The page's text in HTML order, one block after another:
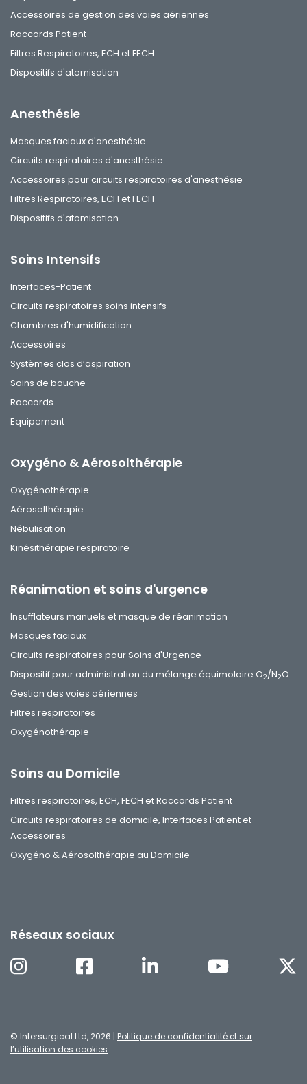
Accessoires de gestion des voies aériennes
Raccords Patient
Filtres Respiratoires, ECH et FECH
Dispositifs d'atomisation
Anesthésie
Masques faciaux d'anesthésie
Circuits respiratoires d'anesthésie
Accessoires pour circuits respiratoires d'anesthésie
Filtres Respiratoires, ECH et FECH
Dispositifs d'atomisation
Soins Intensifs
Interfaces-Patient
Circuits respiratoires soins intensifs
Chambres d'humidification
Accessoires
Systèmes clos d’aspiration
Soins de bouche
Raccords
Equipement
Oxygéno & Aérosolthérapie
Oxygénothérapie
Aérosolthérapie
Nébulisation
Kinésithérapie respiratoire
Réanimation et soins d'urgence
Insufflateurs manuels et masque de réanimation
Masques faciaux
Circuits respiratoires pour Soins d'Urgence
Dispositif pour administration du mélange équimolaire O2/N2O
Gestion des voies aériennes
Filtres respiratoires
Oxygénothérapie
Soins au Domicile
Filtres respiratoires, ECH, FECH et Raccords Patient
Circuits respiratoires de domicile, Interfaces Patient et
Accessoires
Oxygéno & Aérosolthérapie au Domicile
Réseaux sociaux
© Intersurgical Ltd, 2026 | Politique de confidentialité et sur
l’utilisation des cookies